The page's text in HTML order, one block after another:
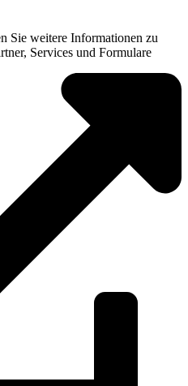
Sie weitere Informationen zu
Services und Formulare